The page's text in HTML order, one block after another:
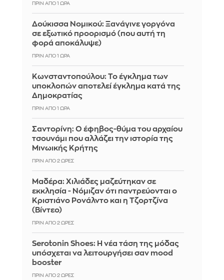
ΠΡΙΝ ΑΠΌ 1 ΏΡΑ
Δούκισσα Νομικού: Ξανάγινε γοργόνα
σε εξωτικό προορισμό (που αυτή τη
φορά αποκάλυψε)
ΠΡΙΝ ΑΠΌ 1 ΏΡΑ
Κωνσταντοπούλου: Το έγκλημα των
υποκλοπών αποτελεί έγκλημα κατά της
Δημοκρατίας
ΠΡΙΝ ΑΠΌ 1 ΏΡΑ
Σαντορίνη: Ο έφηβος-θύμα του αρχαίου
τσουνάμι που αλλάζει την ιστορία της
Μινωικής Κρήτης
ΠΡΙΝ ΑΠΌ 2 ΏΡΕΣ
Μαδέρα: Χιλιάδες μαζεύτηκαν σε
εκκλησία - Νόμιζαν ότι παντρεύονται ο
Κριστιάνο Ρονάλντο και η Τζορτζίνα
(Βίντεο)
ΠΡΙΝ ΑΠΌ 2 ΏΡΕΣ
Serotonin Shoes: Η νέα τάση της μόδας
υπόσχεται να λειτουργήσει σαν mood
booster
ΠΡΙΝ ΑΠΌ 2 ΏΡΕΣ